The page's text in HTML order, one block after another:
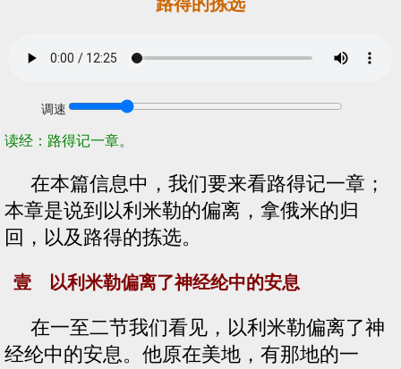
调速
读经：路得记一章。
在本篇信息中，我们要来看路得记一章；
本章是说到以利米勒的偏离，拿俄米的归
回，以及路得的拣选。
壹 以利米勒偏离了神经纶中的安息
在一至二节我们看见，以利米勒偏离了神
经纶中的安息。他原在美地，有那地的一